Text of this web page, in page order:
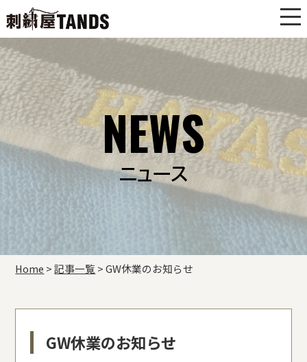
NEWS
ニュース
Home >記事一覧 >GW休業のお知らせ
GW休業のお知らせ